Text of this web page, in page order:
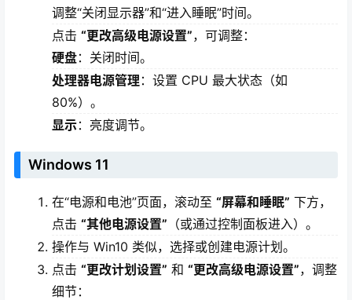
调整“关闭显示器”和“进入睡眠”时间。
点击 “更改高级电源设置”，可调整：
硬盘：关闭时间。
处理器电源管理 ：设置 CPU 最大状态（如
80%）。
显示：亮度调节。
Windows 11
在“电源和电池”页面，滚动至 “屏幕和睡眠” 下方，
点击 “其他电源设置” （或通过控制面板进入）。
操作与 Win10 类似，选择或创建电源计划。
点击 “更改计划设置” 和 “更改高级电源设置”，调整
细节：